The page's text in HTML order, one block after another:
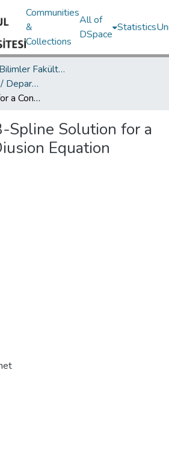
Communities
&
Collections
All of
DSpace
Statistics
İktisadi İdari Bilimler Fakültesi / Faculty of Economics and Administrative Sciences
Girişimcilik Bölümü / Department of Entrepreneurship
B-Spline Solution for a Convection-Diusion Equation
Spline Solution for a
Equation